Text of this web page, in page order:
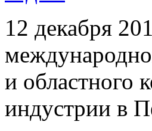
12 декабря
и областного
индустрии в